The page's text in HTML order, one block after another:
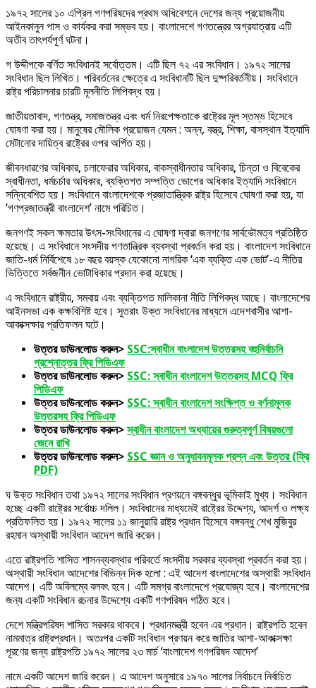
১৯৭২ সালের ১০ এপ্রিল গণপরিষদের প্রথম অধিবেশনে দেশের জন্য প্রয়োজনীয়
আইনকানুন পাস ও কার্যকর করা সম্ভব হয়। বাংলাদেশে গণতন্ত্রের অগ্রযাত্রায় এটি
অতীব তাৎপর্যপূর্ণ ঘটনা।
গ উদ্দীপকে বর্ণিত সংবিধানই সর্বোত্তম। এটি ছিল ৭২ এর সংবিধান। ১৯৭২ সালের
সংবিধান ছিল লিখিত। পরিবর্তনের ক্ষেত্রে এ সংবিধানটি ছিল দুষ্পরিবর্তনীয়। সংবিধানে
রাষ্ট্র পরিচালনার চারটি মূলনীতি লিপিবদ্ধ হয়।
জাতীয়তাবাদ, গণতন্ত্র, সমাজতন্ত্র এবং ধর্ম নিরপেক্ষতাকে রাষ্ট্রের মূল স্তম্ভ হিসেবে
ঘোষণা করা হয়। মানুষের মৌলিক প্রয়োজন যেমন : অন্ন, বস্ত্র, শিক্ষা, বাসস্থান ইত্যাদি
মেটানোর দায়িত্ব রাষ্ট্রের ওপর অর্পিত হয়।
জীবনধারণের অধিকার, চলাফেরার অধিকার, বাকস্বাধীনতার অধিকার, চিন্তা ও বিবেকের
স্বাধীনতা, ধর্মচর্চার অধিকার, ব্যক্তিগত সম্পত্তি ভোগের অধিকার ইত্যাদি সংবিধানে
সন্নিবেশিত হয়। সংবিধানে বাংলাদেশকে প্রজাতান্ত্রিক রাষ্ট্র হিসেবে ঘোষণা করা হয়, যা
‘গণপ্রজাতন্ত্রী বাংলাদেশ’ নামে পরিচিত।
জনগণই সকল ক্ষমতার উৎস-সংবিধানের এ ঘোষণা দ্বারা জনগণের সার্বভৌমত্ব প্রতিষ্ঠিত
হয়েছে। এ সংবিধানে সংসদীয় গণতান্ত্রিক ব্যবস্থা প্রবর্তন করা হয়। বাংলাদেশ সংবিধানে
জাতি-ধর্ম নির্বিশেষে ১৮ বছর বয়স্ক যেকোনো নাগরিক ‘এক ব্যক্তি এক ভোট’-এ নীতির
ভিত্তিতে সর্বজনীন ভোটাধিকার প্রদান করা হয়েছে।
এ সংবিধানে রাষ্ট্রীয়, সমবায় এবং ব্যক্তিগত মালিকানা নীতি লিপিবদ্ধ আছে। বাংলাদেশের
আইনসভা এক কক্ষবিশিষ্ট হবে। সুতরাং উক্ত সংবিধানের মাধ্যমে এদেশবাসীর আশা-
আকাক্সক্ষার প্রতিফলন ঘটে।
উত্তর ডাউনলোড করুন> SSC:স্বাধীন বাংলাদেশ উত্তরসহ বহুনির্বাচনি
প্রশ্নোত্তর ফ্রি পিডিএফ
উত্তর ডাউনলোড করুন> SSC: স্বাধীন বাংলাদেশ উত্তরসহ MCQ ফ্রি
পিডিএফ
উত্তর ডাউনলোড করুন> SSC: স্বাধীন বাংলাদেশ সংক্ষিপ্ত ও বর্ণনামূলক
উত্তরসহ ফ্রি পিডিএফ
উত্তর ডাউনলোড করুন>স্বাধীন বাংলাদেশ অধ্যায়ের গুরুত্বপূর্ণ বিষয়গুলো
জেনে রাখি
উত্তর ডাউনলোড করুন> SSC জ্ঞান ও অনুধাবনমূলক প্রশ্ন এবং উত্তর (ফ্রি
PDF)
ঘ উক্ত সংবিধান তথা ১৯৭২ সালের সংবিধান প্রণয়নে বঙ্গবন্ধুর ভূমিকাই মুখ্য। সংবিধান
হচ্ছে একটি রাষ্ট্রের সর্বোচ্চ দলিল। সংবিধানের মাধ্যমেই রাষ্ট্রের উদ্দেশ্য, আদর্শ ও লক্ষ্য
প্রতিফলিত হয়। ১৯৭২ সালের ১১ জানুয়ারি রাষ্ট্র প্রধান হিসেবে বঙ্গবন্ধু শেখ মুজিবুর
রহমান অস্থায়ী সংবিধান আদেশ জারি করেন।
এতে রাষ্ট্রপতি শাসিত শাসনব্যবস্থার পরিবর্তে সংসদীয় সরকার ব্যবস্থা প্রবর্তন করা হয়।
অস্থায়ী সংবিধান আদেশের বিভিন্ন দিক হলো : এই আদেশ বাংলাদেশের অস্থায়ী সংবিধান
আদেশ। এটি অবিলম্বে বলবৎ হবে। এটি সমগ্র বাংলাদেশে প্রযোজ্য হবে। বাংলাদেশের
জন্য একটি সংবিধান রচনার উদ্দেশ্যে একটি গণপরিষদ গঠিত হবে।
দেশে মন্ত্রিপরিষদ শাসিত সরকার থাকবে। প্রধানমন্ত্রী হবেন এর প্রধান। রাষ্ট্রপতি হবেন
নামমাত্র রাষ্ট্রপ্রধান। অতঃপর একটি সংবিধান প্রণয়ন করে জাতির আশা-আকাক্সক্ষা
পূরণের জন্য রাষ্ট্রপতি ১৯৭২ সালের ২৩ মার্চ ‘বাংলাদেশ গণপরিষদ আদেশ’
নামে একটি আদেশ জারি করেন। এ আদেশ অনুসারে ১৯৭০ সালের নির্বাচনে নির্বাচিত